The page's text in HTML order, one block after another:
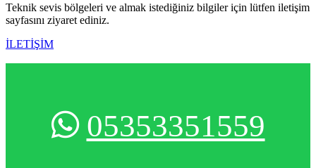
Teknik sevis bölgeleri ve almak istediğiniz bilgiler için lütfen iletişim
sayfasını ziyaret ediniz.
İLETİŞİM
05353351559